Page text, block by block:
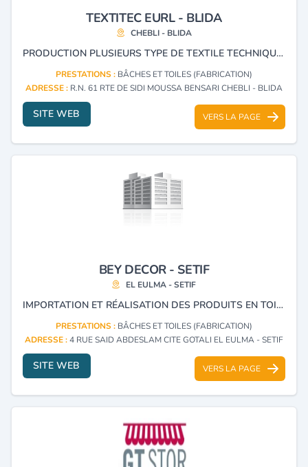
TEXTITEC EURL - BLIDA
CHEBLI - BLIDA
PRODUCTION PLUSIEURS TYPE DE TEXTILE TECHNIQUE ET LITERIE, BACHE PVC, FEUTRE, OUATE, SERPILLÈRE, GÉOTEXTILE, LITERIE, ISOLATION, COUETTE, DRAP, OREILLER ET LINGE DE MAISON.
PRESTATIONS : BÂCHES ET TOILES (FABRICATION)
ADRESSE : R.N. 61 RTE DE SIDI MOUSSA BENSARI CHEBLI - BLIDA
SITE WEB VERS LA PAGE
BEY DECOR - SETIF
EL EULMA - SETIF
IMPORTATION ET RÉALISATION DES PRODUITS EN TOILE DE VERRE POUR LA DÉCORATION.
PRESTATIONS : BÂCHES ET TOILES (FABRICATION)
ADRESSE :4 RUE SAID ABDESLAM CITE GOTALI EL EULMA - SETIF
SITE WEB VERS LA PAGE